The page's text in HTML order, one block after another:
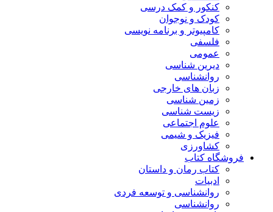
کنکور و کمک‌ درسی
کودک و نوجوان
کامپیوتر و برنامه نویسی
فلسفی
عمومی
دیرین شناسی
روانشناسی
زبان های خارجی
زمین شناسی
زیست شناسی
علوم اجتماعی
فیزیک و شیمی
کشاورزی
فروشگاه کتاب
کتاب رمان و داستان
ادبیات
روانشناسی و توسعه فردی
روانشناسی